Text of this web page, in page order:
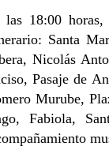
las 18:00
Santa
Nicolás
Pasaje de
Murube,
Fabiola,